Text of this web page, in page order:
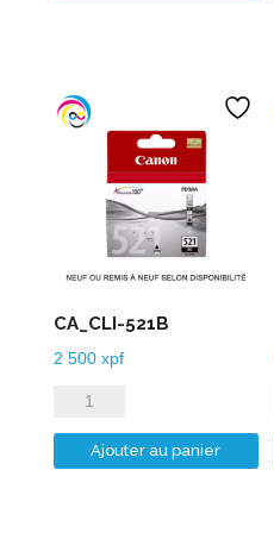
CA_CLI-521B
2 500 xpf
quantité
de
CA_CLI-
Ajouter au panier